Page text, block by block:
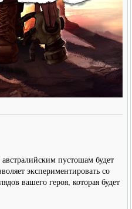
пустошам будет
экспериментировать со
вашего героя, которая будет